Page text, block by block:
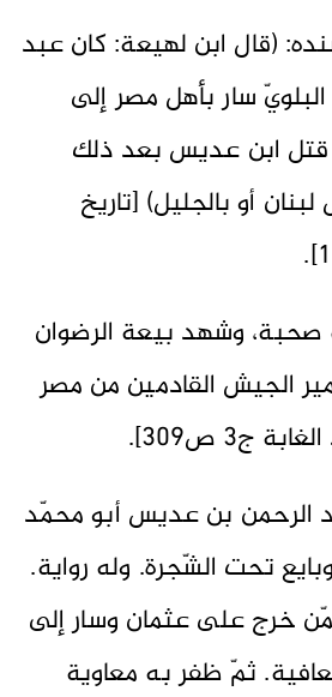
(قال ابن لهيعة: كان عبد
سار بأهل مصر إلى
قتل ابن عديس بعد ذلك
أو بالجليل) [تاريخ
صحبة، وشهد بيعة الرضوان
الجيش القادمين من مصر
ج3 ص309].
الرحمن بن عديس أبو محمّد
تحت الشّجرة. وله رواية.
خرج على عثمان وسار إلى
ثمّ ظفر به معاوية